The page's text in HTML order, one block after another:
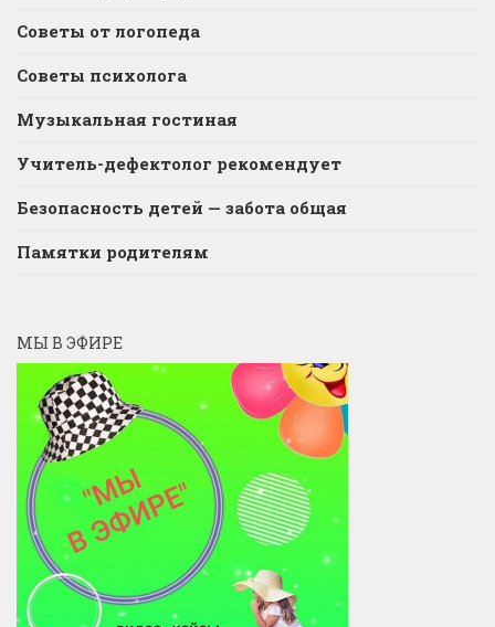
Советы от логопеда
Советы психолога
Музыкальная гостиная
Учитель-дефектолог рекомендует
Безопасность детей — забота общая
Памятки родителям
МЫ В ЭФИРЕ